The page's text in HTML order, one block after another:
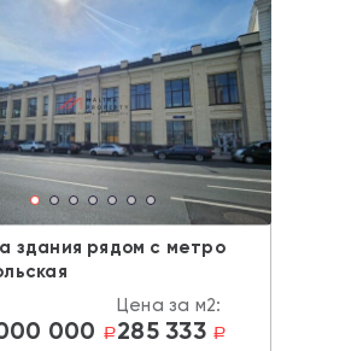
здания рядом с метро
000 a
Цена за м2:
285 333 a